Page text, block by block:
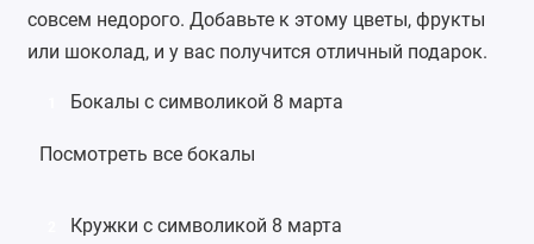
совсем недорого. Добавьте к этому цветы, фрукты
или шоколад, и у вас получится отличный подарок.
Бокалы с символикой 8 марта
Посмотреть все бокалы
Кружки с символикой 8 марта